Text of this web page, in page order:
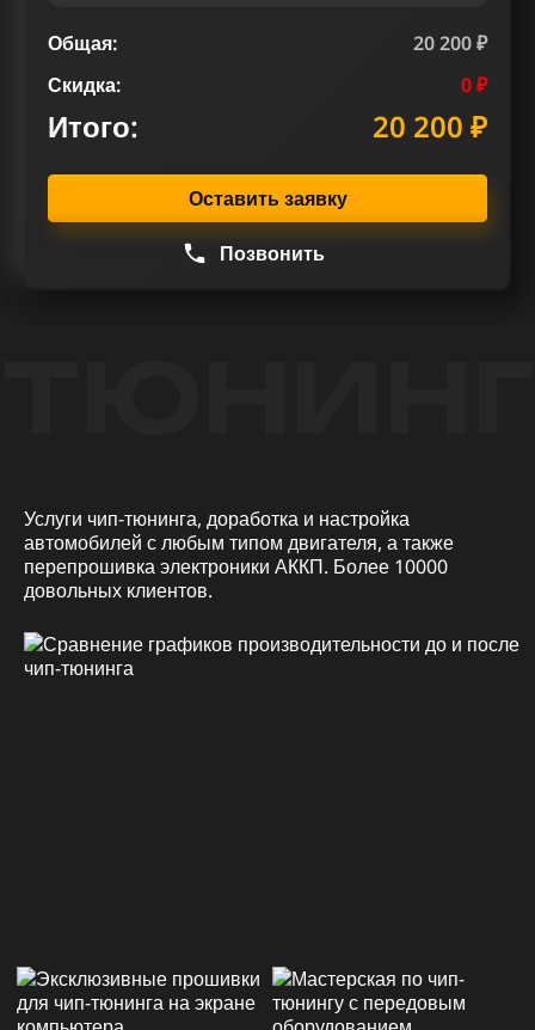
Общая:
20 200 ₽
Скидка:
0 ₽
Итого: 20 200 ₽
Оставить заявку
Позвонить
Услуги чип-тюнинга, доработка и настройка
автомобилей с любым типом двигателя, а также
перепрошивка электроники АККП. Более 10000
довольных клиентов.